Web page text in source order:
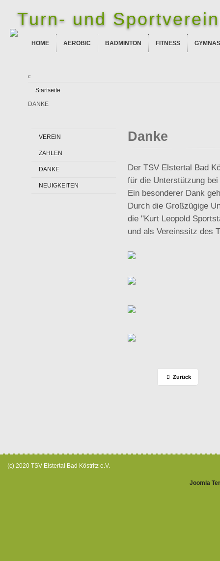
HOME AEROBIC BADMINTON FITNESS
Turn- und
Startseite
DANKE
VEREIN
ZAHLEN
DANKE
NEUIGKEITEN
Danke
Der TSV Elstertal Bad
für die Unterstützung
Ein besonderer Dank
Durch die Großzügige
die "Kurt Leopold
und als Vereinssitz des
Zurück
(c) 2020 TSV Elstertal Bad Köstritz e.V.
Joomla